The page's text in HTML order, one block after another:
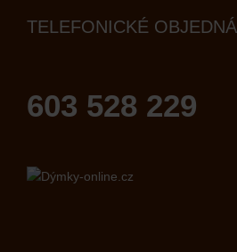
TELEFONICKÉ
603 528 229